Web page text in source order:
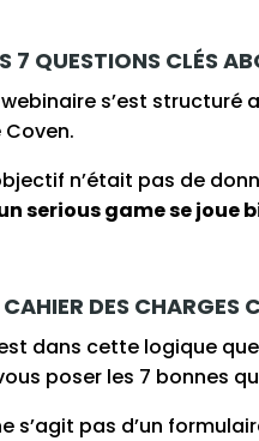
7 QUESTIONS CLÉS
webinaire s’est structuré
Coven.
n’était pas de
serious game se
CAHIER DES CHARGES
dans cette logique
poser les 7 bonnes
s’agit pas d’un